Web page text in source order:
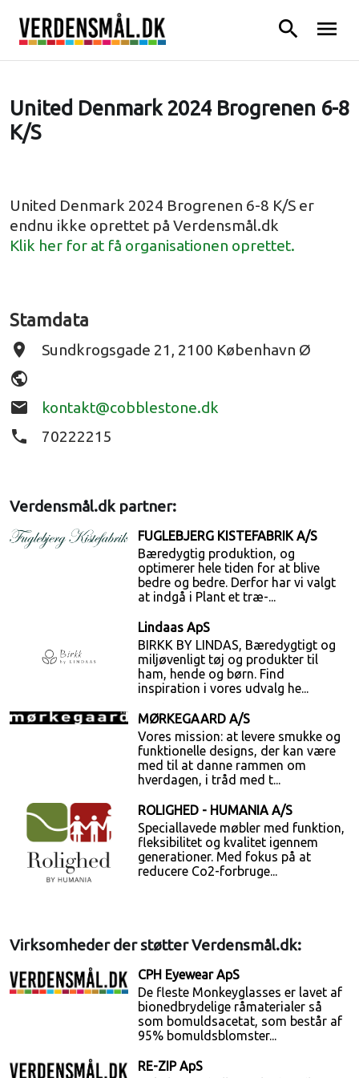
search menu
United Denmark 2024 Brogrenen 6-8
K/S
United Denmark 2024 Brogrenen 6-8 K/S er
endnu ikke oprettet på Verdensmål.dk
Klik her for at få organisationen oprettet.
Stamdata
place Sundkrogsgade 21, 2100 København Ø
public
email
kontakt@cobblestone.dk
phone 70222215
Verdensmål.dk partner:
FUGLEBJERG KISTEFABRIK A/S
Bæredygtig produktion, og
optimerer hele tiden for at blive
bedre og bedre. Derfor har vi valgt
at indgå i Plant et træ-...
Lindaas ApS
BIRKK BY LINDAS, Bæredygtigt og
miljøvenligt tøj og produkter til
ham, hende og børn. Find
inspiration i vores udvalg he...
MØRKEGAARD A/S
Vores mission: at levere smukke og
funktionelle designs, der kan være
med til at danne rammen om
hverdagen, i tråd med t...
ROLIGHED - HUMANIA A/S
Speciallavede møbler med funktion,
fleksibilitet og kvalitet igennem
generationer. Med fokus på at
reducere Co2-forbruge...
Virksomheder der støtter Verdensmål.dk:
CPH Eyewear ApS
De fleste Monkeyglasses er lavet af
bionedbrydelige råmaterialer så
som bomuldsacetat, som består af
95% bomuldsblomster...
RE-ZIP ApS